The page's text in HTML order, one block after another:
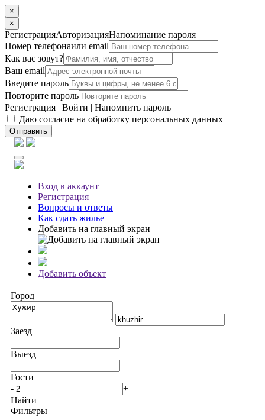
×
×
РегистрацияАвторизацияНапоминание пароля
Номер телефонаили email
Как вас зовут?
Ваш email
Введите пароль
Повторите пароль
Регистрация | Войти | Напомнить пароль
Даю согласие на обработку персональных данных
Отправить
Вход в аккаунт
Регистрация
Вопросы и ответы
Как сдать жилье
Добавить на главный экран
Добавить объект
Город
Заезд
Выезд
Гости
-
+
Найти
Фильтры